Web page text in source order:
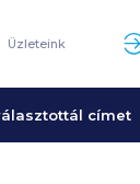
Üzleteink
címet